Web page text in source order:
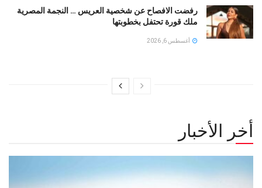
رفضت الافصاح عن شخصية العريس … النجمة المصرية
ملك قورة تحتفل بخطوبتها
أغسطس 6, 2026
أخر الأخبار